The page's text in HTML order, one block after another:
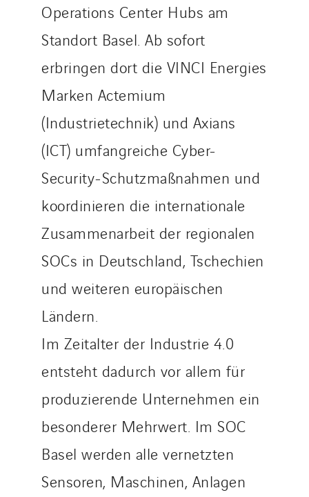
Operations Center Hubs am
Standort Basel. Ab sofort
erbringen dort die VINCI Energies
Marken Actemium
(Industrietechnik) und Axians
(ICT) umfangreiche Cyber-
Security-Schutzmaßnahmen und
koordinieren die internationale
Zusammenarbeit der regionalen
SOCs in Deutschland, Tschechien
und weiteren europäischen
Ländern.
Im Zeitalter der Industrie 4.0
entsteht dadurch vor allem für
produzierende Unternehmen ein
besonderer Mehrwert. Im SOC
Basel werden alle vernetzten
Sensoren, Maschinen, Anlagen